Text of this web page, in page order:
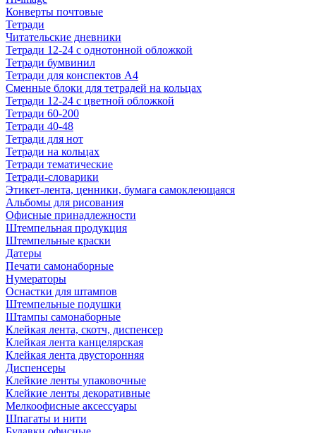
Конверты почтовые
Тетради
Читательские дневники
Тетради 12-24 с однотонной обложкой
Тетради бумвинил
Тетради для конспектов А4
Сменные блоки для тетрадей на кольцах
Тетради 12-24 с цветной обложкой
Тетради 60-200
Тетради 40-48
Тетради для нот
Тетради на кольцах
Тетради тематические
Тетради-словарики
Этикет-лента, ценники, бумага самоклеющаяся
Альбомы для рисования
Офисные принадлежности
Штемпельная продукция
Штемпельные краски
Датеры
Печати самонаборные
Нумераторы
Оснастки для штампов
Штемпельные подушки
Штампы самонаборные
Клейкая лента, скотч, диспенсер
Клейкая лента канцелярская
Клейкая лента двусторонняя
Диспенсеры
Клейкие ленты упаковочные
Клейкие ленты декоративные
Мелкоофисные аксессуары
Шпагаты и нити